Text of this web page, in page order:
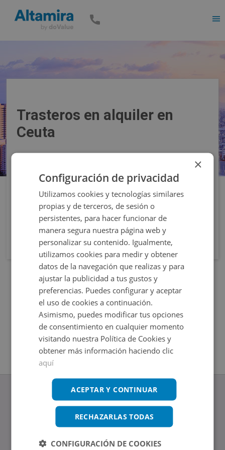
Trasteros en alquiler en
Ceuta
Filtros
www.altamirainmuebles.com
Edificio Skylight
Avenida de Manoteras 14-16, 28050, Madrid
×
Configuración de privacidad
Utilizamos cookies y tecnologías similares
propias y de terceros, de sesión o
persistentes, para hacer funcionar de
manera segura nuestra página web y
personalizar su contenido. Igualmente,
utilizamos cookies para medir y obtener
datos de la navegación que realizas y para
ajustar la publicidad a tus gustos y
preferencias. Puedes configurar y aceptar
el uso de cookies a continuación.
Asimismo, puedes modificar tus opciones
de consentimiento en cualquier momento
visitando nuestra Política de Cookies y
obtener más información haciendo clic
aquí
ACEPTAR Y CONTINUAR
RECHAZARLAS TODAS
CONFIGURACIÓN DE COOKIES